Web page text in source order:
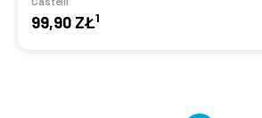
99,90 ZŁ1